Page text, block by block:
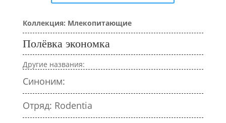
Коллекция: Млекопитающие
Полёвка экономка
Другие названия:
Синоним:
Отряд: Rodentia